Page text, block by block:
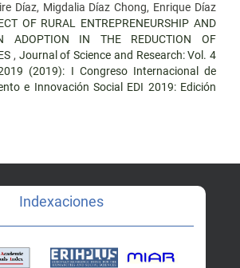
Díaz, Migdalia Díaz Chong, Enrique Díaz
OF RURAL ENTREPRENEURSHIP AND
ADOPTION IN THE REDUCTION OF
, Journal of Science and Research: Vol. 4
(2019): I Congreso Internacional de
e Innovación Social EDI 2019: Edición
Indexaciones